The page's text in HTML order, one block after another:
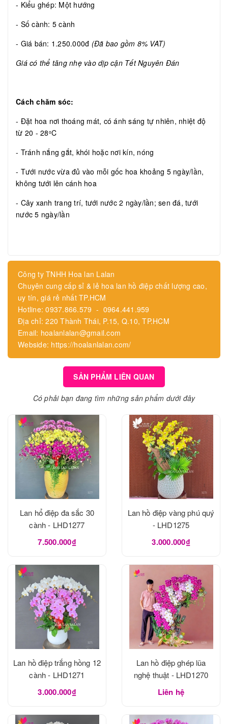
- Kiểu ghép: Một hướng
- Số cành: 5 cành
- Giá bán: 1.250.000đ (Đã bao gồm 8% VAT)
Giá có thể tăng nhẹ vào dịp cận Tết Nguyên Đán
Cách chăm sóc:
- Đặt hoa nơi thoáng mát, có ánh sáng tự nhiên, nhiệt độ
từ 20 - 28oC
- Tránh nắng gắt, khói hoặc nơi kín, nóng
- Tưới nước vừa đủ vào mỗi gốc hoa khoảng 5 ngày/lần,
không tưới lên cánh hoa
- Cây xanh trang trí, tưới nước 2 ngày/lần; sen đá, tưới
nước 5 ngày/lần
Công ty TNHH Hoa lan Lalan
Chuyên cung cấp sỉ & lẻ hoa lan hồ điệp chất lượng cao,
uy tín, giá rẻ nhất TP.HCM
Hotline: 0937.866.579 - 0964.441.959
Địa chỉ: 220 Thành Thái, P.15, Q.10, TP.HCM
Email: hoalanlalan@gmail.com
Webside: https://hoalanlalan.com/
SẢN PHẨM LIÊN QUAN
Có phải bạn đang tìm những sản phẩm dưới đây
Lan hổ điệp đa sắc 30
cành - LHD1277
7.500.000₫
Lan hồ điệp vàng phú quý
- LHD1275
3.000.000₫
Lan hồ điệp trắng hồng 12
cành - LHD1271
3.000.000₫
Lan hồ điệp ghép lũa
nghệ thuật - LHD1270
Liên hệ